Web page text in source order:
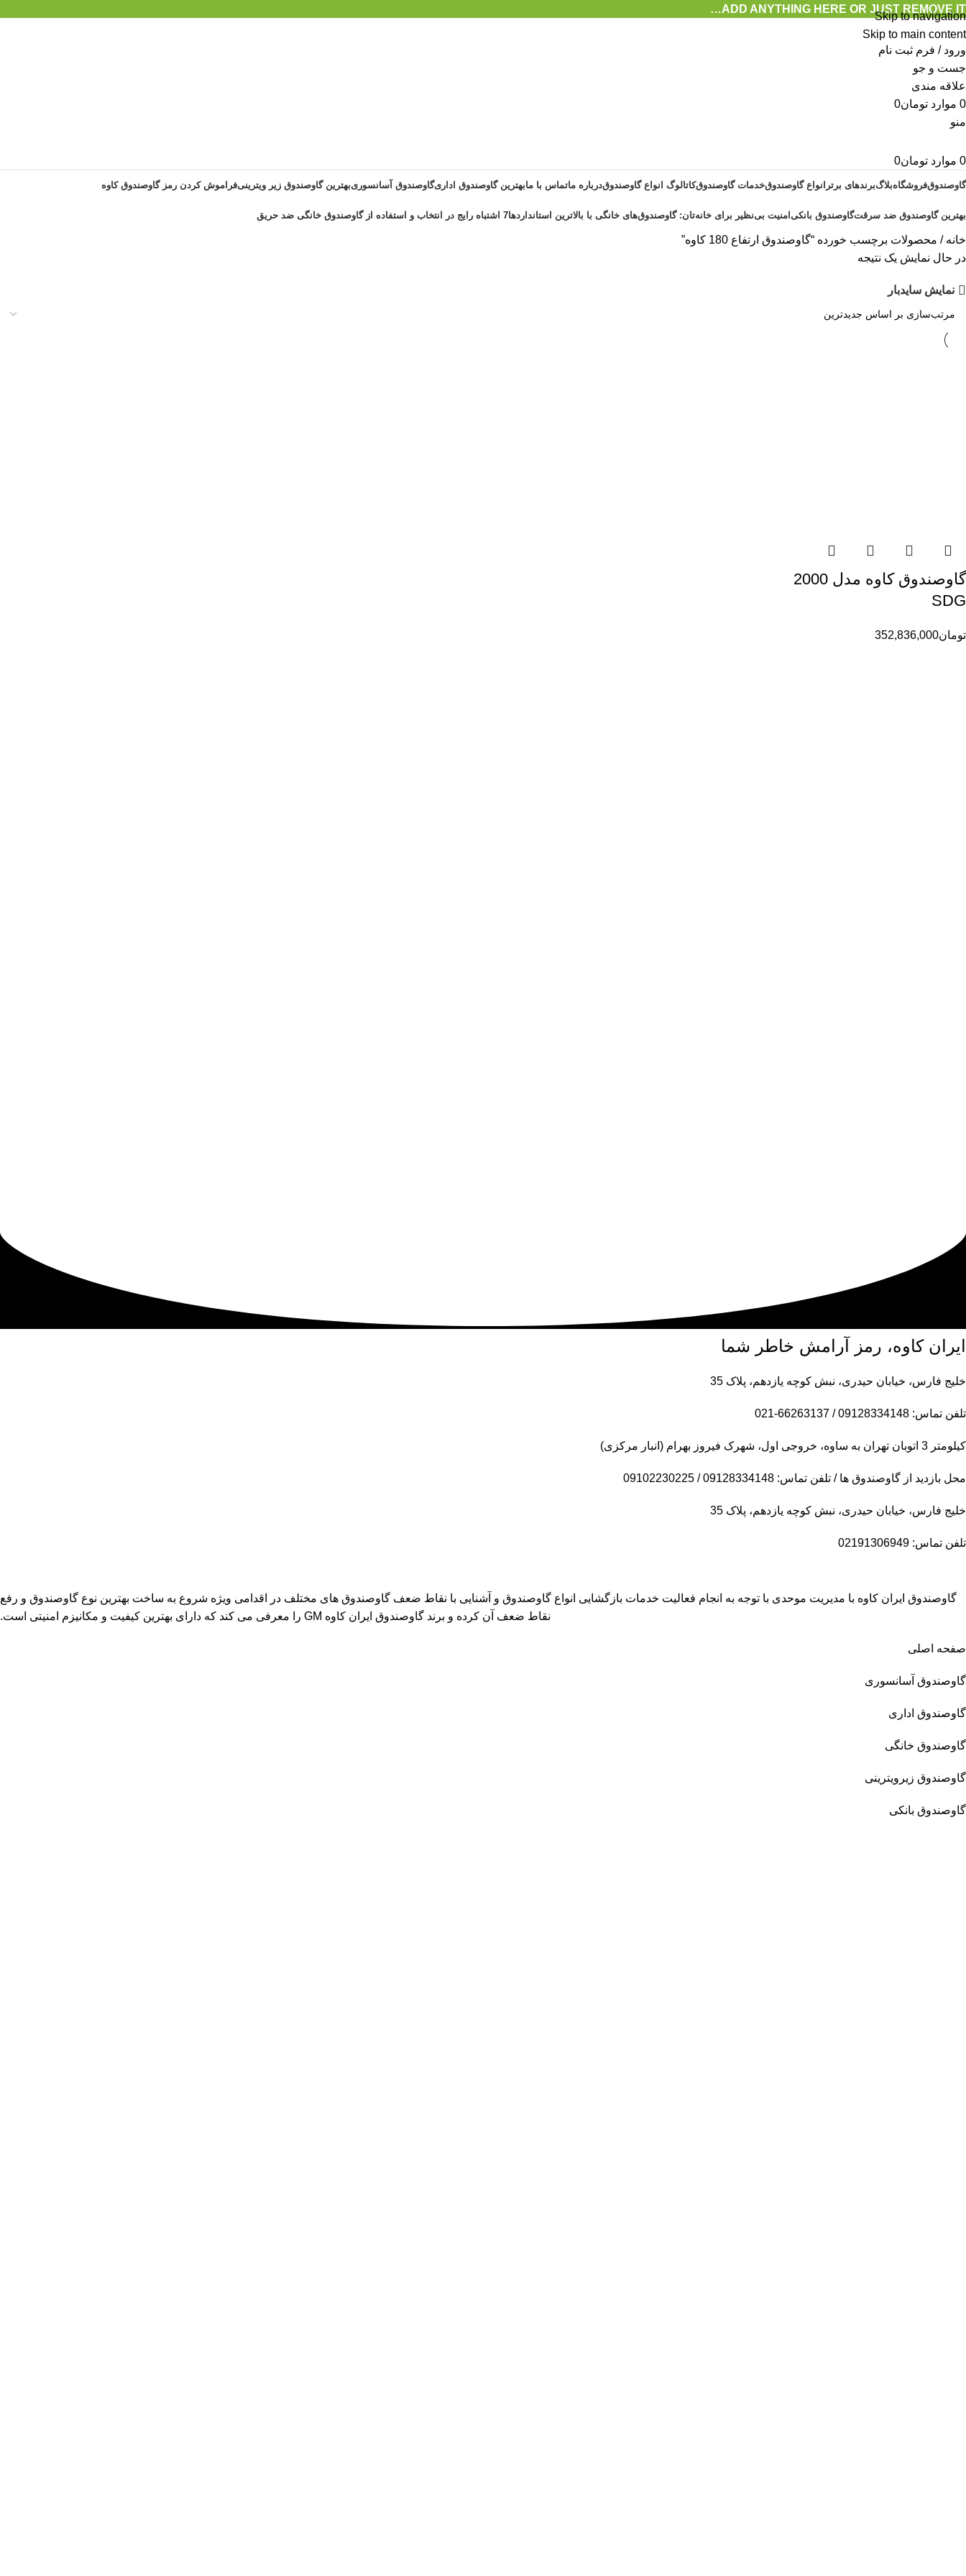
Skip to navigation
Skip to main content
ADD ANYTHING HERE OR JUST REMOVE IT…
ورود / فرم ثبت نام
جست و جو
علاقه مندی
0 موارد تومان0
منو
0 موارد تومان0
گاوصندوقفروشگاهبلاگبرندهای برتر انواع گاوصندوقخدمات گاوصندوقکاتالوگ انواع گاوصندوقدرباره ماتماس با مابهترین گاوصندوق اداریگاوصندوق آسانسوریبهترین گاوصندوق زیر ویترینیفراموش کردن رمز گاوصندوق کاوه
بهترین گاوصندوق ضد سرقتگاوصندوق بانکیامنیت بی‌نظیر برای خانه‌تان: گاوصندوق‌های خانگی با بالاترین استانداردها7 اشتباه رایج در انتخاب و استفاده از گاوصندوق خانگی ضد حریق
خانه محصولات برچسب خورده “گاوصندوق ارتفاع 180 کاوه”
در حال نمایش یک نتیجه
نمایش سایدبار
گاوصندوق کاوه مدل 2000
SDG
تومان352,836,000
ایران کاوه، رمز آرامش خاطر شما
خلیج فارس، خیابان حیدری، نبش کوچه یازدهم، پلاک 35
تلفن تماس: 09128334148 / 66263137-021
کیلومتر 3 اتوبان تهران به ساوه، خروجی اول، شهرک فیروز بهرام (انبار مرکزی)
محل بازدید از گاوصندوق ها / تلفن تماس: 09128334148 / 09102230225
خلیج فارس، خیابان حیدری، نبش کوچه یازدهم، پلاک 35
تلفن تماس: 02191306949
گاوصندوق ایران کاوه با مدیریت موحدی با توجه به انجام فعالیت خدمات بازگشایی انواع گاوصندوق و آشنایی با نقاط ضعف گاوصندوق های مختلف در اقدامی ویژه شروع به ساخت بهترین نوع گاوصندوق و رفع
نقاط ضعف آن کرده و برند گاوصندوق ایران کاوه GM را معرفی می کند که دارای بهترین کیفیت و مکانیزم امنیتی است.
صفحه اصلی
گاوصندوق آسانسوری
گاوصندوق اداری
گاوصندوق خانگی
گاوصندوق زیرویترینی
گاوصندوق بانکی